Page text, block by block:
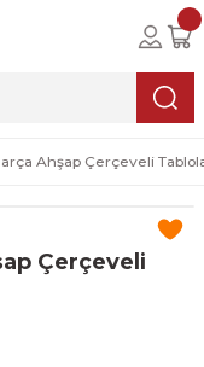
Ahşap Çerçeveli
Çerçeveli